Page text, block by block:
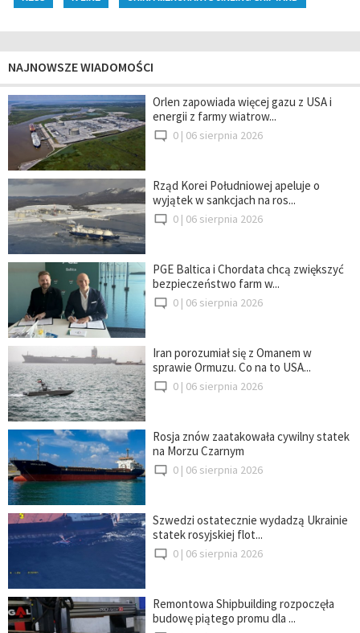
NAJNOWSZE WIADOMOŚCI
Orlen zapowiada więcej gazu z USA i
energii z farmy wiatrow...
0 | 06 sierpnia 2026
Rząd Korei Południowej apeluje o
wyjątek w sankcjach na ros...
0 | 06 sierpnia 2026
PGE Baltica i Chordata chcą zwiększyć
bezpieczeństwo farm w...
0 | 06 sierpnia 2026
Iran porozumiał się z Omanem w
sprawie Ormuzu. Co na to USA...
0 | 06 sierpnia 2026
Rosja znów zaatakowała cywilny statek
na Morzu Czarnym
0 | 06 sierpnia 2026
Szwedzi ostatecznie wydadzą Ukrainie
statek rosyjskiej flot...
0 | 06 sierpnia 2026
Remontowa Shipbuilding rozpoczęła
budowę piątego promu dla ...